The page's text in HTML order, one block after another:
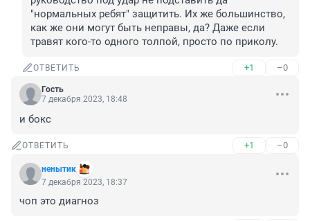
"нормальных ребят" защитить. Их же большинство,
как же они могут быть неправы, да? Даже если
травят кого-то одного толпой, просто по приколу.
ОТВЕТИТЬ +1 –0
Гость
7 декабря 2023, 18:48
и бокс
ОТВЕТИТЬ +1 –0
ненытик
7 декабря 2023, 18:37
чоп это диагноз